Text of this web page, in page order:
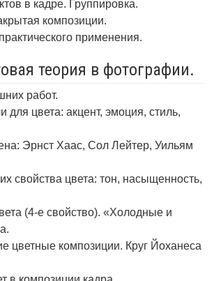
в кадре. Группировка.
композиции.
применения.
теория в фотографии.
работ.
для цвета: акцент, эмоция, стиль,
Эрнст Хаас, Сол Лейтер, Уильям
свойства цвета: тон, насыщенность,
(4-е свойство). «Холодные и
цветные композиции. Круг Йоханеса